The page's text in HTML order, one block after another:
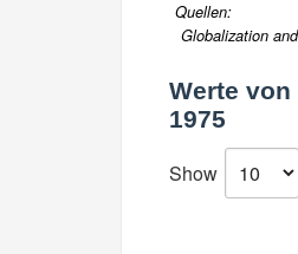
Quellen:
Globalization
Werte von
1975
Show